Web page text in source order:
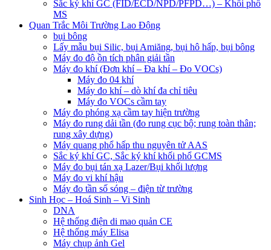
Sắc ký khí GC (FID/ECD/NPD/PFPD…) – Khối phổ
MS
Quan Trắc Môi Trường Lao Động
bụi bông
Lấy mẫu bụi Silic, bụi Amiăng, bụi hô hấp, bụi bông
Máy đo độ ồn tích phân giải tần
Máy đo khí (Đơn khí – Đa khí – Đo VOCs)
Máy đo 04 khí
Máy đo khí – dò khí đa chỉ tiêu
Máy đo VOCs cầm tay
Máy đo phóng xạ cầm tay hiện trường
Máy đo rung dải tần (đo rung cục bộ; rung toàn thân;
rung xây dựng)
Máy quang phổ hấp thu nguyên tử AAS
Sắc ký khí GC, Sắc ký khí khối phổ GCMS
Máy đo bụi tán xạ Lazer/Bụi khối lượng
Máy đo vi khí hậu
Máy đo tần số sóng – điện từ trường
Sinh Học – Hoá Sinh – Vi Sinh
DNA
Hệ thống điện di mao quản CE
Hệ thống máy Elisa
Máy chụp ảnh Gel